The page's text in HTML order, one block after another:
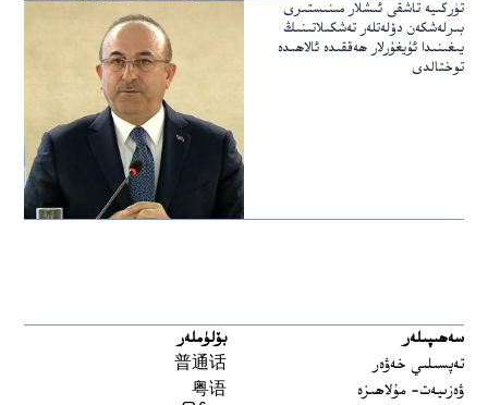
تۈركىيە تاشقى ئىشلار مىنىستىرى
بىرلەشكەن دۆلەتلەر تەشكىلاتىنىڭ
يىغىنىدا ئۇيغۇرلار ھەققىدە ئالاھىدە
توختالدى
سەھىپىلەر
تەپسىلىي خەۋەر
ۋەزىيەت- مۇلاھىزە
بۆلۈملەر
普通话
粤语